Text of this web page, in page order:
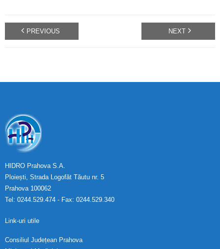
PREVIOUS NEXT
HIDRO Prahova S.A.
Ploiești, Strada Logofăt Tăutu nr. 5
Prahova 100062
Tel: 0244.529.474 - Fax: 0244.529.340
Link-uri utile
Consiliul Județean Prahova